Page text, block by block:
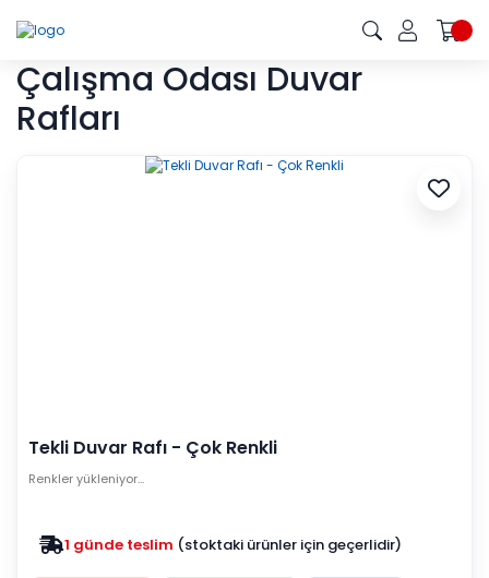
Çalışma Odası Duvar
Rafları
Tekli Duvar Rafı - Çok Renkli
Renkler yükleniyor…
1 günde teslim (stoktaki ürünler için geçerlidir)